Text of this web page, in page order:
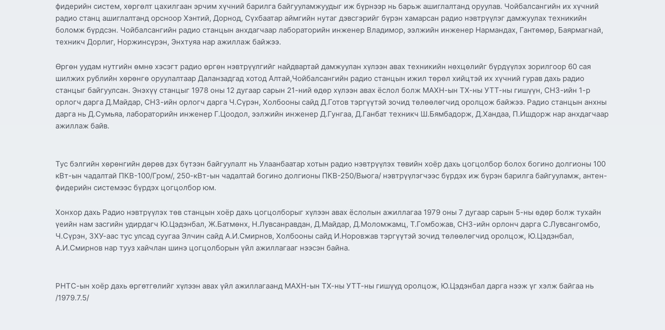
фидерийн систем, хөргөлт цахилгаан эрчим хүчний барилга байгууламжуудыг иж бүрнээр нь барьж ашиглалтанд оруулав. Чойбалсангийн их хүчний
радио станц ашиглалтанд орсноор Хэнтий, Дорнод, Сүхбаатар аймгийн нутаг дэвсгэрийг бүрэн хамарсан радио нэвтрүүлэг дамжуулах техникийн
боломж бүрдсэн. Чойбалсангийн радио станцын анхдагчаар лабораторийн инженер Владимор, ээлжийн инженер Нармандах, Гантөмөр, Баярмагнай,
техникч Дорлиг, Норжинсүрэн, Энхтуяа нар ажиллаж байжээ.
Өргөн уудам нутгийн өмнө хэсэгт радио өргөн нэвтрүүлгийг найдвартай дамжуулан хүлээн авах техникийн нөхцөлийг бүрдүүлэх зорилгоор 60 сая
шилжих рублийн хөрөнгө оруулалтаар Даланзадгад хотод Алтай,Чойбалсангийн радио станцын ижил төрөл хийцтэй их хүчний гурав дахь радио
станцыг байгуулсан. Энэхүү станцыг 1978 оны 12 дугаар сарын 21-ний өдөр хүлээн авах ёслол болж МАХН-ын ТХ-ны УТТ-ны гишүүн, СНЗ-ийн 1-р
орлогч дарга Д.Майдар, СНЗ-ийн орлогч дарга Ч.Сүрэн, Холбооны сайд Д.Готов тэргүүтэй зочид төлөөлөгчид оролцож байжээ. Радио станцын анхны
дарга нь Д.Сумьяа, лабораторийн инженер Г.Цоодол, ээлжийн инженер Д.Гунгаа, Д.Ганбат техникч Ш.Бямбадорж, Д.Хандаа, П.Ишдорж нар анхдагчаар
ажиллаж байв.
Тус бэлгийн хөрөнгийн дөрөв дэх бүтээн байгуулалт нь Улаанбаатар хотын радио нэвтрүүлэх төвийн хоёр дахь цогцолбор болох богино долгионы 100
кВт-ын чадалтай ПКВ-100/Гром/, 250-кВт-ын чадалтай богино долгионы ПКВ-250/Вьюга/ нэвтрүүлэгчээс бүрдэх иж бүрэн барилга байгууламж, антен-
фидерийн системээс бүрдэх цогцолбор юм.
Хонхор дахь Радио нэвтрүүлэх төв станцын хоёр дахь цогцолборыг хүлээн авах ёслолын ажиллагаа 1979 оны 7 дугаар сарын 5-ны өдөр болж тухайн
үеийн нам засгийн удирдагч Ю.Цэдэнбал, Ж.Батмөнх, Н.Лувсанравдан, Д.Майдар, Д.Моломжамц, Т.Гомбожав, СНЗ-ийн орлонч дарга С.Лувсангомбо,
Ч.Сүрэн, ЗХУ-аас тус улсад суугаа Элчин сайд А.И.Смирнов, Холбооны сайд И.Норовжав тэргүүтэй зочид төлөөлөгчид оролцож, Ю.Цэдэнбал,
А.И.Смирнов нар тууз хайчлан шинэ цогцолборын үйл ажиллагааг нээсэн байна.
РНТС-ын хоёр дахь өргөтгөлийг хүлээн авах үйл ажиллагаанд МАХН-ын ТХ-ны УТТ-ны гишүүд оролцож, Ю.Цэдэнбал дарга нээж үг хэлж байгаа нь
/1979.7.5/